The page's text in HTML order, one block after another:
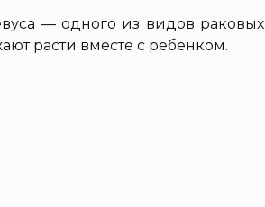
— одного из видов раковых
расти вместе с ребенком.